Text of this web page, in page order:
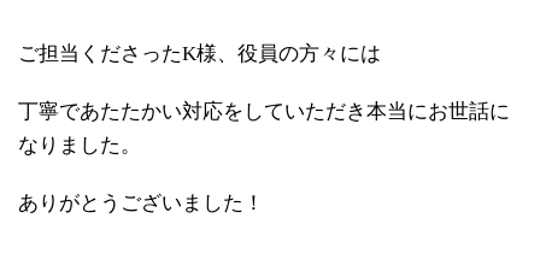
ご担当くださったK様、役員の方々には
丁寧であたたかい対応をしていただき本当にお世話に
なりました。
ありがとうございました！